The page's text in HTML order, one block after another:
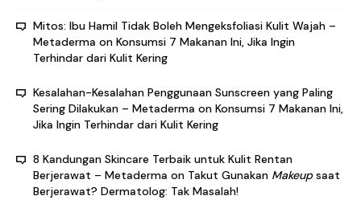
Mitos: Ibu Hamil Tidak Boleh Mengeksfoliasi Kulit Wajah –
Metaderma on Konsumsi 7 Makanan Ini, Jika Ingin
Terhindar dari Kulit Kering
Kesalahan-Kesalahan Penggunaan Sunscreen yang Paling
Sering Dilakukan – Metaderma on Konsumsi 7 Makanan Ini,
Jika Ingin Terhindar dari Kulit Kering
8 Kandungan Skincare Terbaik untuk Kulit Rentan
Berjerawat – Metaderma on Takut Gunakan Makeupsaat
Berjerawat? Dermatolog: Tak Masalah!